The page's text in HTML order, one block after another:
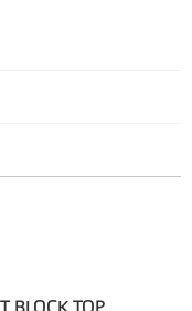
BLOCK TOP